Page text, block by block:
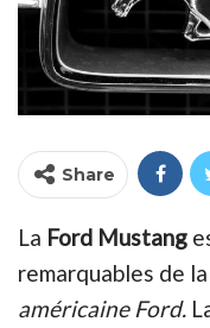
Share
La Ford Mustang
remarquables de
américaine Ford.